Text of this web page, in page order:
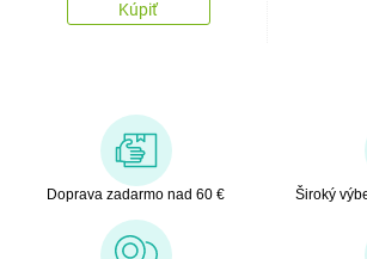
Kúpiť
Doprava zadarmo nad 60 €
Široký